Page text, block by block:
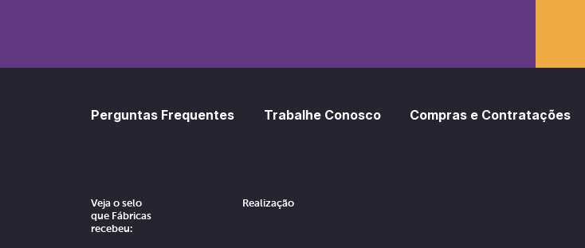
Perguntas Frequentes Trabalhe Conosco Compras e Contratações
Veja o selo
que Fábricas
recebeu:
Realização